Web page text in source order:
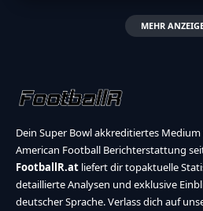
MEHR
Dein Super Bowl akkreditiertes
American Football Berichterstattung
FootballR.at liefert dir topaktuelle
detaillierte Analysen und exklusive
deutscher Sprache. Verlass dich auf